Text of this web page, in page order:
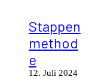
Stappen
method
e
12. Juli 2024